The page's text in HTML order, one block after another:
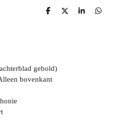
D
D
S
D
gebold)
bovenkant